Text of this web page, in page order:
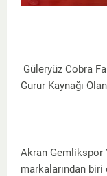
Güleryüz Cobra
Gurur Kaynağı
Akran Gemlikspor
markalarından biri